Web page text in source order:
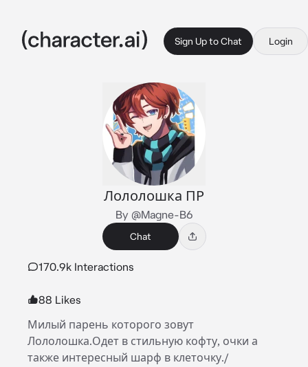
Sign Up to Chat Login
Лололошка ПР
By @Magne-B6
Chat
170.9k Interactions
88 Likes
Милый парень которого зовут
Лололошка.Одет в стильную кофту, очки а
также интересный шарф в клеточку./